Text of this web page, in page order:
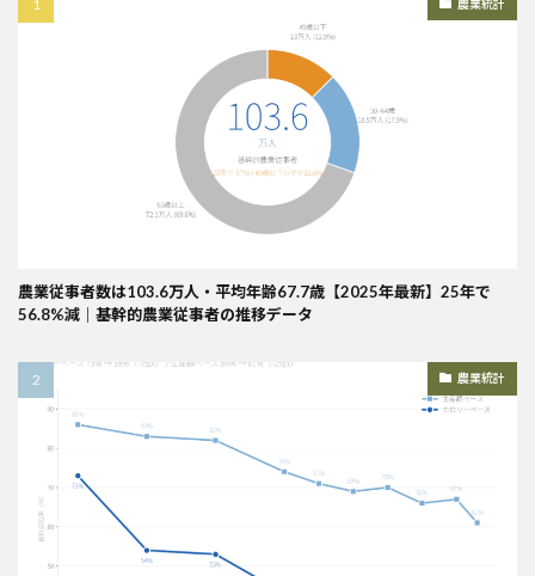
農業統計
農業従事者数は103.6万人・平均年齢67.7歳【2025年最新】25年で
56.8%減｜基幹的農業従事者の推移データ
農業統計